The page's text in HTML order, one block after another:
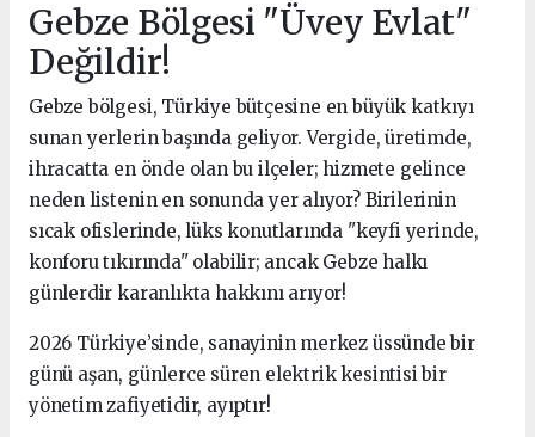
Gebze Bölgesi "Üvey Evlat"
Değildir!
Gebze bölgesi, Türkiye bütçesine en büyük katkıyı
sunan yerlerin başında geliyor. Vergide, üretimde,
ihracatta en önde olan bu ilçeler; hizmete gelince
neden listenin en sonunda yer alıyor? Birilerinin
sıcak ofislerinde, lüks konutlarında "keyfi yerinde,
konforu tıkırında" olabilir; ancak Gebze halkı
günlerdir karanlıkta hakkını arıyor!
2026 Türkiye’sinde, sanayinin merkez üssünde bir
günü aşan, günlerce süren elektrik kesintisi bir
yönetim zafiyetidir, ayıptır!